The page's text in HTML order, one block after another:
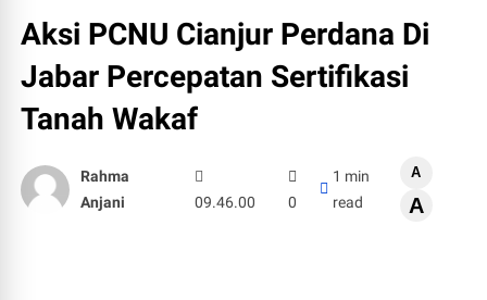
Aksi PCNU Cianjur Perdana Di
Jabar Percepatan Sertifikasi
Tanah Wakaf
Rahma
Anjani
09.46.00 0
1 min
read
A
A